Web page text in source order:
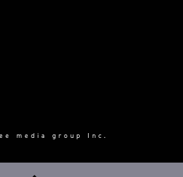
media group Inc.